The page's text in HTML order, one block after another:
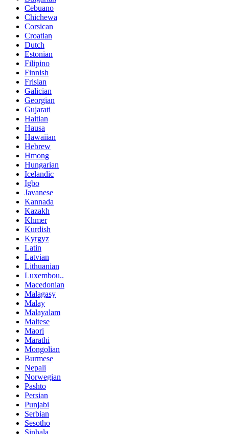
Cebuano
Chichewa
Corsican
Croatian
Dutch
Estonian
Filipino
Finnish
Frisian
Galician
Georgian
Gujarati
Haitian
Hausa
Hawaiian
Hebrew
Hmong
Hungarian
Icelandic
Igbo
Javanese
Kannada
Kazakh
Khmer
Kurdish
Kyrgyz
Latin
Latvian
Lithuanian
Luxembou..
Macedonian
Malagasy
Malay
Malayalam
Maltese
Maori
Marathi
Mongolian
Burmese
Nepali
Norwegian
Pashto
Persian
Punjabi
Serbian
Sesotho